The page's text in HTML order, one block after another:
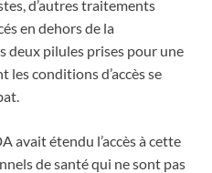
d’autres traitements
en dehors de la
deux pilules prises pour une
les conditions d’accès se
avait étendu l’accès à cette
de santé qui ne sont pas